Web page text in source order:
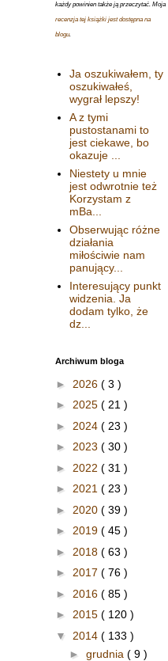
każdy powinien także ją przeczytać. Moja
recenzja tej książki jest dostępna na
blogu.
Ja oszukiwałem, ty
oszukiwałeś,
wygrał lepszy!
A z tymi
pustostanami to
jest ciekawe, bo
okazuje ...
Niestety u mnie
jest odwrotnie też
Korzystam z
mBa...
Obserwując różne
działania
miłościwie nam
panujący...
Interesujący punkt
widzenia. Ja
dodam tylko, że
dz...
Archiwum bloga
► 2026 ( 3 )
► 2025 ( 21 )
► 2024 ( 23 )
► 2023 ( 30 )
► 2022 ( 31 )
► 2021 ( 23 )
► 2020 ( 39 )
► 2019 ( 45 )
► 2018 ( 63 )
► 2017 ( 76 )
► 2016 ( 85 )
► 2015 ( 120 )
▼ 2014 ( 133 )
► grudnia ( 9 )